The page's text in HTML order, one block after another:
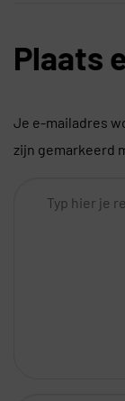
Plaats
Je e-mailadres
zijn gemarkeerd